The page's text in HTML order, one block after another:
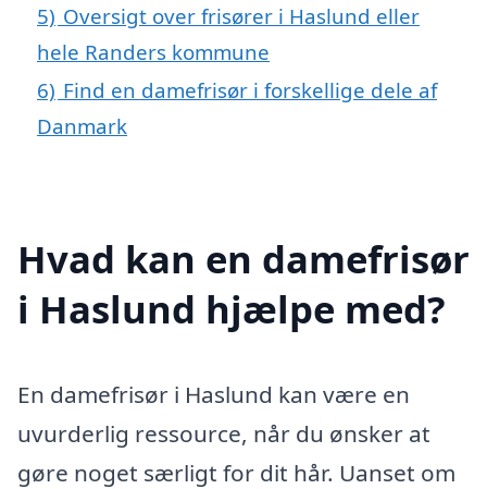
5) Oversigt over frisører i Haslund eller
hele Randers kommune
6) Find en damefrisør i forskellige dele af
Danmark
Hvad kan en damefrisør
i Haslund hjælpe med?
En damefrisør i Haslund kan være en
uvurderlig ressource, når du ønsker at
gøre noget særligt for dit hår. Uanset om